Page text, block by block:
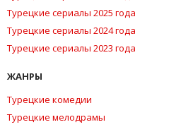
Турецкие сериалы 2025 года
Турецкие сериалы 2024 года
Турецкие сериалы 2023 года
ЖАНРЫ
Турецкие комедии
Турецкие мелодрамы